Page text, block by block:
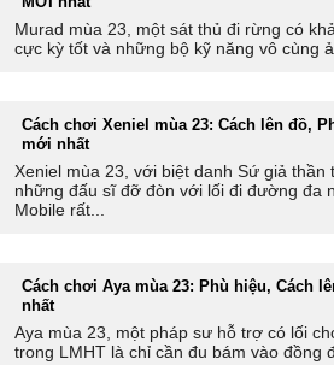
Murad mùa 23, một sát thủ đi rừng có
cực kỳ tốt và những bộ kỹ năng vô cùng
Cách chơi Xeniel mùa 23: Cách lên đồ,
mới nhất
Xeniel mùa 23, với biệt danh Sứ giả thần
những đấu sĩ đỡ đòn với lối đi đường đa
Mobile rất...
Cách chơi Aya mùa 23: Phù hiệu, Cách
nhất
Aya mùa 23, một pháp sư hỗ trợ có lối
trong LMHT là chỉ cần đu bám vào đồng